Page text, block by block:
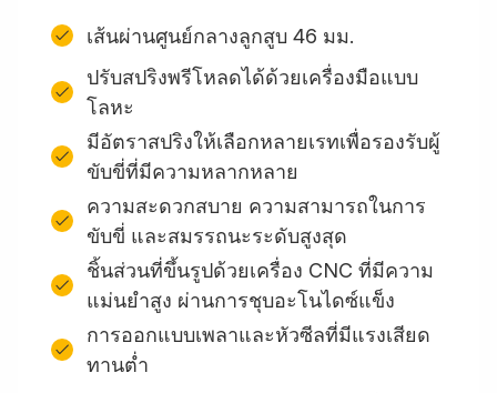
เส้นผ่านศูนย์กลางลูกสูบ 46 มม.
ปรับสปริงพรีโหลดได้ด้วยเครื่องมือแบบ
โลหะ
มีอัตราสปริงให้เลือกหลายเรทเพื่อรองรับผู้
ขับขี่ที่มีความหลากหลาย
ความสะดวกสบาย ความสามารถในการ
ขับขี่ และสมรรถนะระดับสูงสุด
ชิ้นส่วนที่ขึ้นรูปด้วยเครื่อง CNC ที่มีความ
แม่นยำสูง ผ่านการชุบอะโนไดซ์แข็ง
การออกแบบเพลาและหัวซีลที่มีแรงเสียด
ทานต่ำ